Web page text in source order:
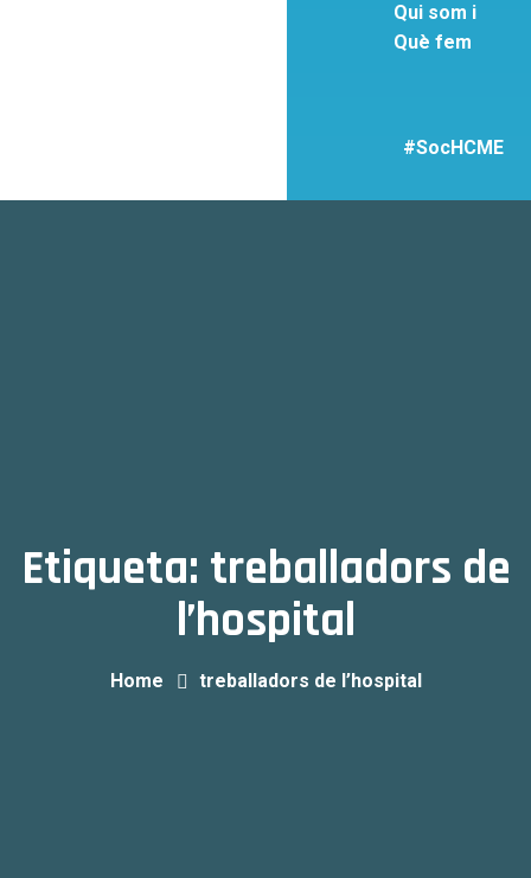
Qui som i
Què fem
#SocHCME
Etiqueta: treballadors de
l’hospital
Home treballadors de l’hospital